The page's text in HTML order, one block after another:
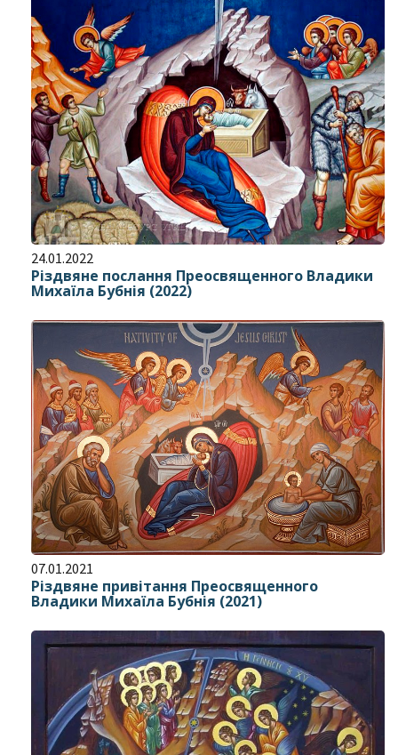
24.01.2022
Різдвяне послання Преосвященного Владики
Михаїла Бубнія (2022)
07.01.2021
Різдвяне привітання Преосвященного
Владики Михаїла Бубнія (2021)